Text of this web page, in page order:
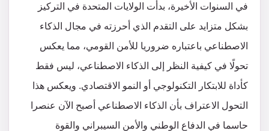
في السنوات الأخيرة، بدأت الولايات المتحدة في التركيز
بشكل متزايد على التقدم الذي أحرزته في مجال الذكاء
الاصطناعي باعتباره ضروريا للأمن القومي، مما يعكس
تحولًا في كيفية النظر إلى الذكاء الاصطناعي، ليس فقط
كأداة للابتكار التكنولوجي أو النمو الاقتصادي. ويعكس هذا
التحول الاعتراف بأن الذكاء الاصطناعي أصبح الآن عنصرا
حاسما في الدفاع الوطني والأمن السيبراني والقوة